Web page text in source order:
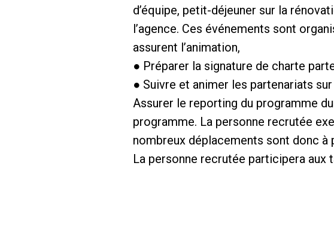
d’équipe, petit-déjeuner sur la
l’agence. Ces événements sont
assurent l’animation,
● Préparer la signature de charte
● Suivre et animer les partenariats
Assurer le reporting du programme
programme. La personne recrutée
nombreux déplacements sont donc à
La personne recrutée participera aux